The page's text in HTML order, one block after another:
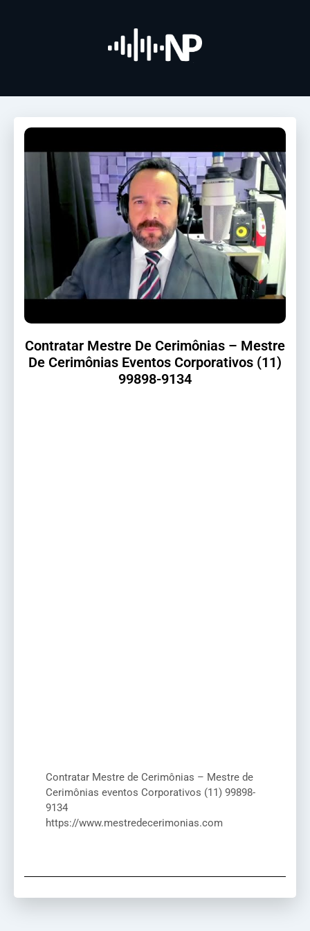
Contratar Mestre De Cerimônias – Mestre
De Cerimônias Eventos Corporativos (11)
99898-9134
Contratar Mestre de Cerimônias – Mestre de
Cerimônias eventos Corporativos (11) 99898-
9134
https://www.mestredecerimonias.com